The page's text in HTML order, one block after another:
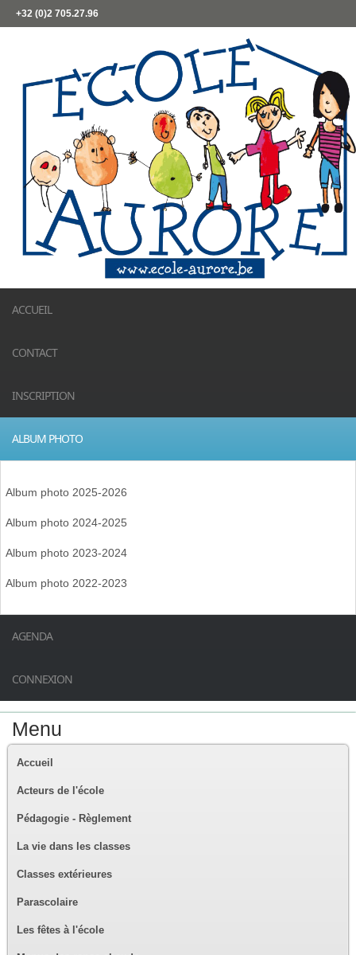
+32 (0)2 705.27.96
ACCUEIL
CONTACT
INSCRIPTION
ALBUM PHOTO
Album photo 2025-2026
Album photo 2024-2025
Album photo 2023-2024
Album photo 2022-2023
AGENDA
CONNEXION
Menu
Accueil
Acteurs de l'école
Pédagogie - Règlement
La vie dans les classes
Classes extérieures
Parascolaire
Les fêtes à l'école